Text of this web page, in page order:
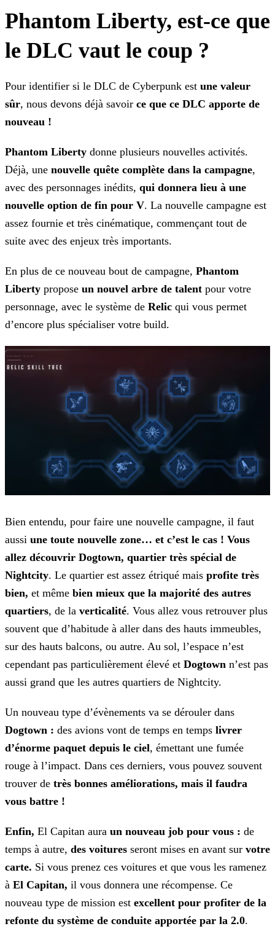
Phantom Liberty, est-ce que
le DLC vaut le coup ?
Pour identifier si le DLC de Cyberpunk est une valeur
sûr, nous devons déjà savoir ce que ce DLC apporte de
nouveau !
Phantom Liberty donne plusieurs nouvelles activités.
Déjà, une nouvelle quête complète dans la campagne,
avec des personnages inédits, qui donnera lieu à une
nouvelle option de fin pour V. La nouvelle campagne est
assez fournie et très cinématique, commençant tout de
suite avec des enjeux très importants.
En plus de ce nouveau bout de campagne, Phantom
Liberty propose un nouvel arbre de talent pour votre
personnage, avec le système de Relic qui vous permet
d’encore plus spécialiser votre build.
Bien entendu, pour faire une nouvelle campagne, il faut
aussi une toute nouvelle zone… et c’est le cas ! Vous
allez découvrir Dogtown, quartier très spécial de
Nightcity. Le quartier est assez étriqué mais profite très
bien, et même bien mieux que la majorité des autres
quartiers, de la verticalité. Vous allez vous retrouver plus
souvent que d’habitude à aller dans des hauts immeubles,
sur des hauts balcons, ou autre. Au sol, l’espace n’est
cependant pas particulièrement élevé et Dogtown n’est pas
aussi grand que les autres quartiers de Nightcity.
Un nouveau type d’évènements va se dérouler dans
Dogtown : des avions vont de temps en temps livrer
d’énorme paquet depuis le ciel, émettant une fumée
rouge à l’impact. Dans ces derniers, vous pouvez souvent
trouver de très bonnes améliorations, mais il faudra
vous battre !
Enfin, El Capitan aura un nouveau job pour vous : de
temps à autre, des voitures seront mises en avant sur votre
carte. Si vous prenez ces voitures et que vous les ramenez
à El Capitan, il vous donnera une récompense. Ce
nouveau type de mission est excellent pour profiter de la
refonte du système de conduite apportée par la 2.0.